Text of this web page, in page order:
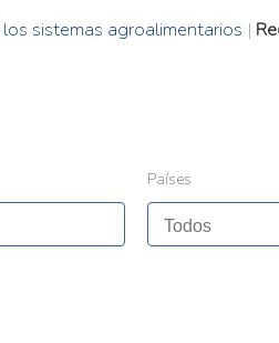
sistemas agroalimentarios |
Países